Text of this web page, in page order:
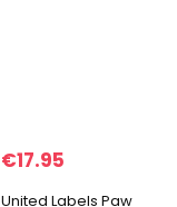
€17.95
United Labels Paw